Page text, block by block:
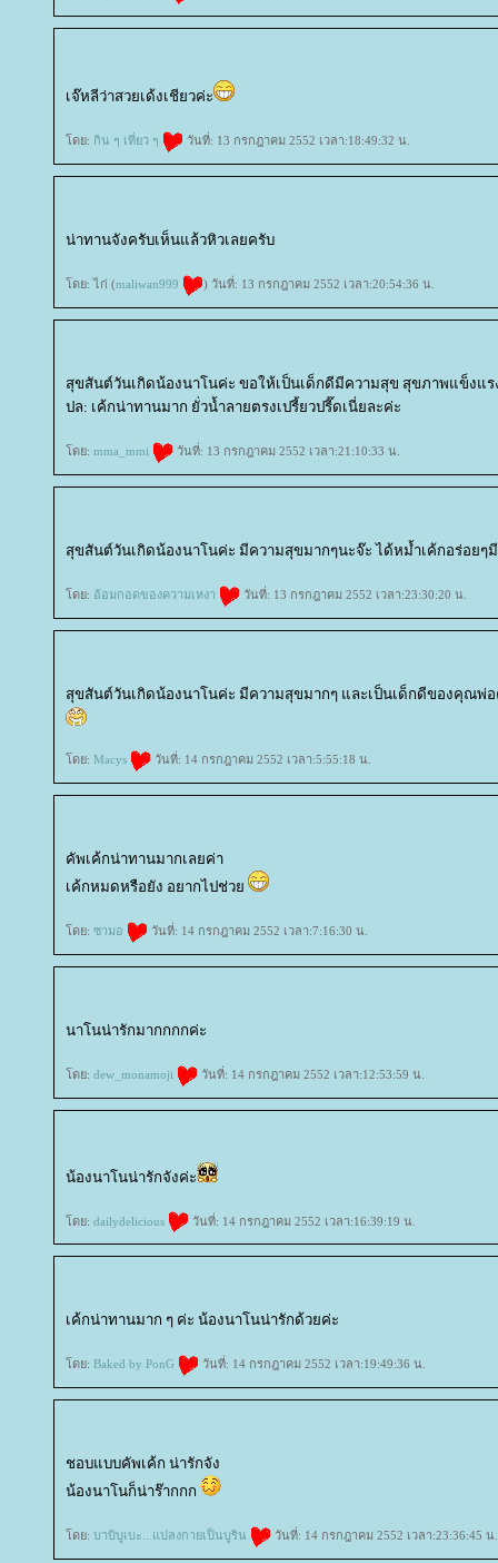
เจ๊หลีว่าสวยเด้งเชียวค่ะ
ดย: กิน ๆ เที่ยว ๆ วันที่: 13 กรกฎาคม 2552 เวลา:18:49:32 น.
น่าทานจังครับเห็นแล้วหิวเลยครับ
ดย: ไก่ (maliwan999 ) วันที่: 13 กรกฎาคม 2552 เวลา:20:54:36 น.
สุขสันต์วันเกิดน้องนาโนค่ะ ขอให้เป็นเด็กดีมีความสุข สุขภาพแข็งแร
ปล: เค้กน่าทานมาก ยั่วน้ำลายตรงเปรี้ยวปรี๊ดเนี่ยละค่ะ
ดย: mma_mmi วันที่: 13 กรกฎาคม 2552 เวลา:21:10:33 น.
สุขสันต์วันเกิดน้องนาโนค่ะ มีความสุขมากๆนะจ๊ะ ได้หม้ำเค้กอร่อยๆ
ดย: อ้อมกอดของความเหงา วันที่: 13 กรกฎาคม 2552 เวลา:23:30:20 น.
สุขสันต์วันเกิดน้องนาโนค่ะ มีความสุขมากๆ และเป็นเด็กดีของคุณพ่
ดย: Macys วันที่: 14 กรกฎาคม 2552 เวลา:5:55:18 น.
คัพเค้กน่าทานมากเลยค่า
เค้กหมดหรือยัง อยากไปช่ว
ดย: ซามอ วันที่: 14 กรกฎาคม 2552 เวลา:7:16:30 น.
นาโนน่ารักมากกกกค่ะ
ดย: dew_monamoji วันที่: 14 กรกฎาคม 2552 เวลา:12:53:59 น.
น้องนาโนน่ารักจังค่ะ
ดย: dailydelicious วันที่: 14 กรกฎาคม 2552 เวลา:16:39:19 น.
เค้กน่าทานมาก ๆ ค่ะ น้องนาโนน่ารักด้วยค่ะ
ดย: Baked by PonG วันที่: 14 กรกฎาคม 2552 เวลา:19:49:36 น.
ชอบแบบคัพเค้ก น่ารักจัง
น้องนาโนก็น่าร๊ากกก
ดย: บาบิบูเบะ...แปลงกายเป็นบูริน วันที่: 14 กรกฎาคม 2552 เวลา:23:36:45 น.